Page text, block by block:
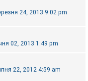
24, 2013 9:02 pm
02, 2013 1:49 pm
22, 2012 4:59 am